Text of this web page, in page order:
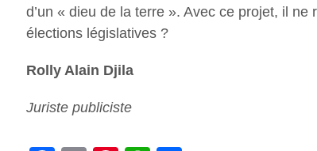
d’un « dieu de la terre ». Avec ce projet, il
élections législatives ?
Rolly Alain Djila
Juriste publiciste